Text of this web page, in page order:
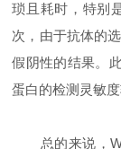
琐且耗时，特别
次，由于抗体的
假阴性的结果。
蛋白的检测灵敏
总的来说，